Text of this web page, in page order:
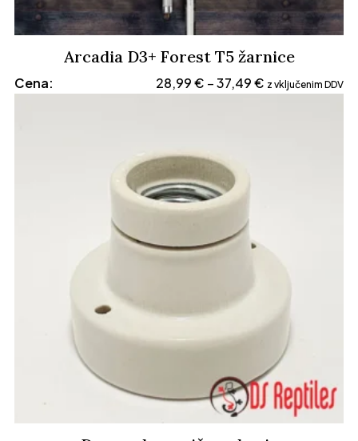
Arcadia D3+ Forest T5 žarnice
Cena: 28,99€ – 37,49€ Cenovni
z vključenim DDV